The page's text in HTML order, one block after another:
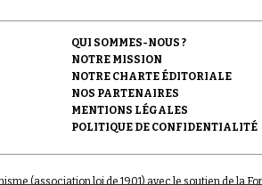
QUI SOMMES-NOUS ?
NOTRE MISSION
NOTRE CHARTE ÉDITORIALE
NOS PARTENAIRES
MENTIONS LÉGALES
POLITIQUE DE CONFIDENTIALITÉ
(association loi de 1901) avec le soutien de la